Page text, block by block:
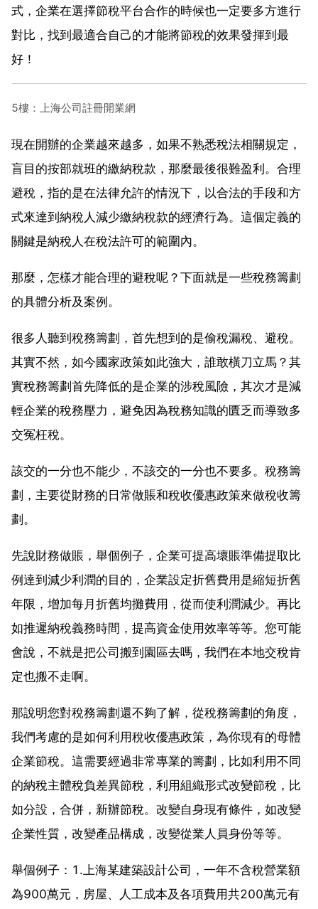
式，企業在選擇節稅平台合作的時候也一定要多方進行
對比，找到最適合自己的才能將節稅的效果發揮到最
好！
5樓：上海公司註冊開業網
現在開辦的企業越來越多，如果不熟悉稅法相關規定，
盲目的按部就班的繳納稅款，那麼最後很難盈利。合理
避稅，指的是在法律允許的情況下，以合法的手段和方
式來達到納稅人減少繳納稅款的經濟行為。這個定義的
關鍵是納稅人在稅法許可的範圍內。
那麼，怎樣才能合理的避稅呢？下面就是一些稅務籌劃
的具體分析及案例。
很多人聽到稅務籌劃，首先想到的是偷稅漏稅、避稅。
其實不然，如今國家政策如此強大，誰敢橫刀立馬？其
實稅務籌劃首先降低的是企業的涉稅風險，其次才是減
輕企業的稅務壓力，避免因為稅務知識的匱乏而導致多
交冤枉稅。
該交的一分也不能少，不該交的一分也不要多。稅務籌
劃，主要從財務的日常做賬和稅收優惠政策來做稅收籌
劃。
先說財務做賬，舉個例子，企業可提高壞賬準備提取比
例達到減少利潤的目的，企業設定折舊費用是縮短折舊
年限，增加每月折舊均攤費用，從而使利潤減少。再比
如推遲納稅義務時間，提高資金使用效率等等。您可能
會說，不就是把公司搬到園區去嗎，我們在本地交稅肯
定也搬不走啊。
那說明您對稅務籌劃還不夠了解，從稅務籌劃的角度，
我們考慮的是如何利用稅收優惠政策，為你現有的母體
企業節稅。這需要經過非常專業的籌劃，比如利用不同
的納稅主體稅負差異節稅，利用組織形式改變節稅，比
如分設，合併，新辦節稅。改變自身現有條件，如改變
企業性質，改變產品構成，改變從業人員身份等等。
舉個例子：1.上海某建築設計公司，一年不含稅營業額
為900萬元，房屋、人工成本及各項費用共200萬元有